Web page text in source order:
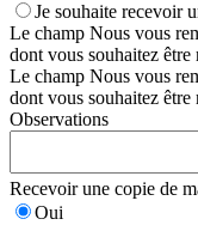
Je souhaite recevoir
Le champ Nous vous
dont vous souhaitez être
Le champ Nous vous
dont vous souhaitez être
Observations
Recevoir une copie de
Oui